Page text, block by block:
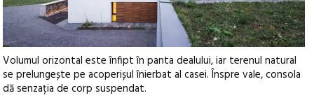
Volumul orizontal este înfipt în panta dealului, iar terenul natural
se prelungește pe acoperișul înierbat al casei. Înspre vale, consola
dă senzația de corp suspendat.